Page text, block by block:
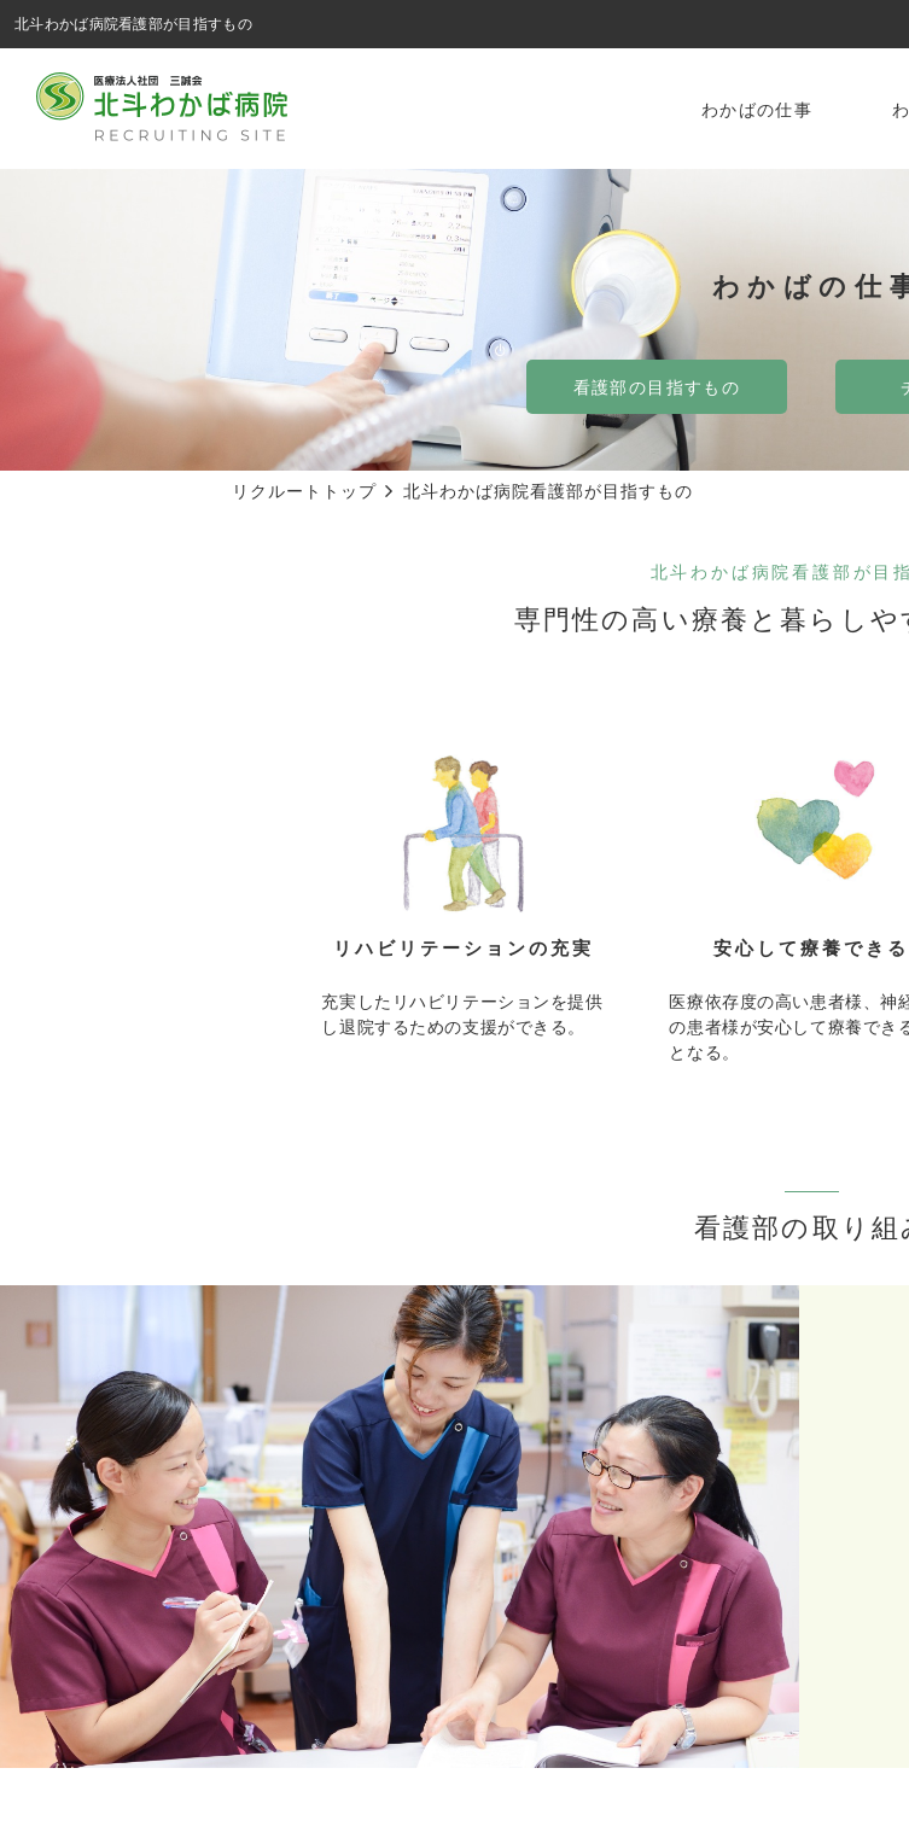
北斗わかば病院看護部が目指すもの
わかばの仕事
わかばの仕
看護部の目指すもの
リクルートトップ 北斗わかば病院看護部が目指すもの
北斗わかば病院看護部が目
専門性の高い療養と暮らしや
リハビリテーションの充実
充実したリハビリテーションを提供
し退院するための支援ができる。
安心して療養できる
医療依存度の高い患者様、神
の患者様が安心して療養でき
となる。
看護部の取り組